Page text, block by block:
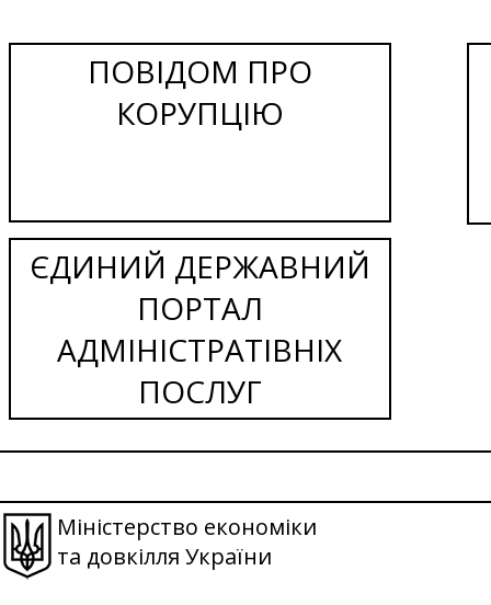
ПОВІДОМ ПРО
КОРУПЦІЮ
ЄДИНИЙ ДЕРЖАВНИЙ
ПОРТАЛ
АДМІНІСТРАТІВНІХ
ПОСЛУГ
Міністерство економіки
та довкілля України